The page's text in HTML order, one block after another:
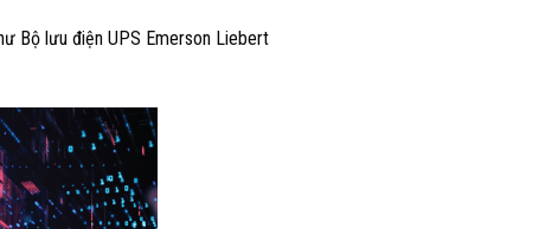
Bộ lưu điện UPS Emerson Liebert